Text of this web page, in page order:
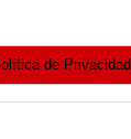
de Privacidad